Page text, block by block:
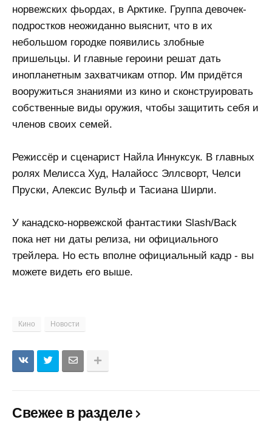
норвежских фьордах, в Арктике. Группа девочек-
подростков неожиданно выяснит, что в их
небольшом городке появились злобные
пришельцы. И главные героини решат дать
инопланетным захватчикам отпор. Им придётся
вооружиться знаниями из кино и сконструировать
собственные виды оружия, чтобы защитить себя и
членов своих семей.
Режиссёр и сценарист Найла Иннуксук. В главных
ролях Мелисса Худ, Налайосс Эллсворт, Челси
Пруски, Алексис Вульф и Тасиана Ширли.
У канадско-норвежской фантастики Slash/Back
пока нет ни даты релиза, ни официального
трейлера. Но есть вполне официальный кадр - вы
можете видеть его выше.
Кино Новости
Свежее в разделе